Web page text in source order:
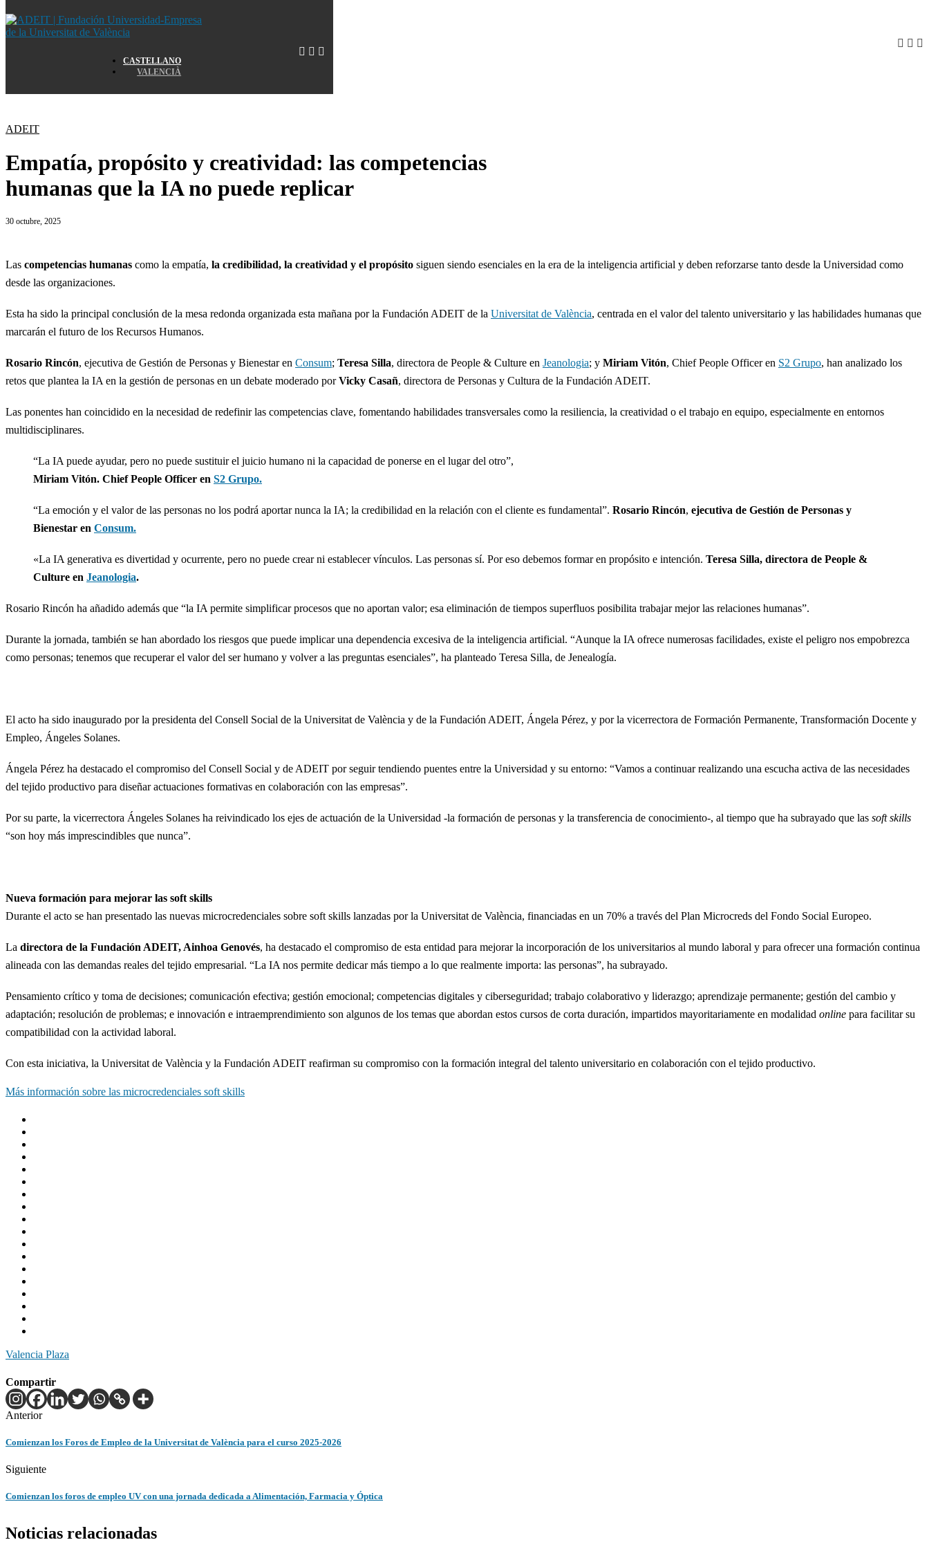
CASTELLANO
VALENCIÀ
Home
ADEIT
Empatía, propósito y creatividad: las competencias
humanas que la IA no puede replicar
30 octubre, 2025
Las competencias humanas como la empatía, la credibilidad, la creatividad y el propósito siguen siendo esenciales en la era de la inteligencia artificial y deben reforzarse tanto desde la Universidad como
desde las organizaciones.
Esta ha sido la principal conclusión de la mesa redonda organizada esta mañana por la Fundación ADEIT de la Universitat de València, centrada en el valor del talento universitario y las habilidades humanas que
marcarán el futuro de los Recursos Humanos.
Rosario Rincón, ejecutiva de Gestión de Personas y Bienestar en Consum; Teresa Silla, directora de People & Culture en Jeanologia; y Miriam Vitón, Chief People Officer en S2 Grupo, han analizado los
retos que plantea la IA en la gestión de personas en un debate moderado porVicky Casañ, directora de Personas y Cultura de la Fundación ADEIT.
Las ponentes han coincidido en la necesidad de redefinir las competencias clave, fomentando habilidades transversales como la resiliencia, la creatividad o el trabajo en equipo, especialmente en entornos
multidisciplinares.
“La IA puede ayudar, pero no puede sustituir el juicio humano ni la capacidad de ponerse en el lugar del otro”,
Miriam Vitón. Chief People Officer en S2 Grupo.
“La emoción y el valor de las personas no los podrá aportar nunca la IA; la credibilidad en la relación con el cliente es fundamental”. Rosario Rincón, ejecutiva de Gestión de Personas y
Bienestar en Consum.
«La IA generativa es divertidad y ocurrente, pero no puede crear ni establecer vínculos. Las personas sí. Por eso debemos formar en propósito e intención. Teresa Silla, directora de People &
Culture en Jeanologia.
Rosario Rincón ha añadido además que “la IA permite simplificar procesos que no aportan valor; esa eliminación de tiempos superfluos posibilita trabajar mejor las relaciones humanas”.
Durante la jornada, también se han abordado los riesgos que puede implicar una dependencia excesiva de la inteligencia artificial. “Aunque la IA ofrece numerosas facilidades, existe el peligro nos empobrezca
como personas; tenemos que recuperar el valor del ser humano y volver a las preguntas esenciales”, ha planteado Teresa Silla, de Jenealogía.
El acto ha sido inaugurado por la presidenta del Consell Social de la Universitat de València y de la Fundación ADEIT, Ángela Pérez, y por la vicerrectora de Formación Permanente, Transformación Docente y
Empleo, Ángeles Solanes.
Ángela Pérez ha destacado el compromiso del Consell Social y de ADEIT por seguir tendiendo puentes entre la Universidad y su entorno: “Vamos a continuar realizando una escucha activa de las necesidades
del tejido productivo para diseñar actuaciones formativas en colaboración con las empresas”.
Por su parte, la vicerrectora Ángeles Solanes ha reivindicado los ejes de actuación de la Universidad -la formación de personas y la transferencia de conocimiento-, al tiempo que ha subrayado que las soft skills
“son hoy más imprescindibles que nunca”.
Nueva formación para mejorar las soft skills
Durante el acto se han presentado las nuevas microcredenciales sobre soft skills lanzadas por la Universitat de València, financiadas en un 70% a través del Plan Microcreds del Fondo Social Europeo.
La directora de la Fundación ADEIT, Ainhoa Genovés, ha destacado el compromiso de esta entidad para mejorar la incorporación de los universitarios al mundo laboral y para ofrecer una formación continua
alineada con las demandas reales del tejido empresarial. “La IA nos permite dedicar más tiempo a lo que realmente importa: las personas”, ha subrayado.
Pensamiento crítico y toma de decisiones; comunicación efectiva; gestión emocional; competencias digitales y ciberseguridad; trabajo colaborativo y liderazgo; aprendizaje permanente; gestión del cambio y
adaptación; resolución de problemas; e innovación e intraemprendimiento son algunos de los temas que abordan estos cursos de corta duración, impartidos mayoritariamente en modalidad online para facilitar su
compatibilidad con la actividad laboral.
Con esta iniciativa, la Universitat de València y la Fundación ADEIT reafirman su compromiso con la formación integral del talento universitario en colaboración con el tejido productivo.
Más información sobre las microcredenciales soft skills
Valencia Plaza
Compartir
Anterior
Comienzan los Foros de Empleo de la Universitat de València para el curso 2025-2026
Siguiente
Comienzan los foros de empleo UV con una jornada dedicada a Alimentación, Farmacia y Óptica
Noticias relacionadas